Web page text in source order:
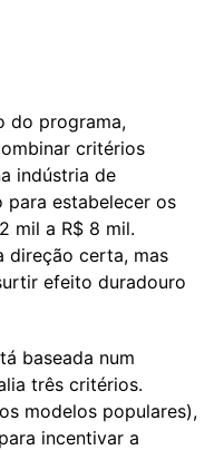
do programa,
critérios
indústria de
para estabelecer os
mil a R$ 8 mil.
direção certa, mas
efeito duradouro
baseada num
três critérios.
modelos populares),
incentivar a